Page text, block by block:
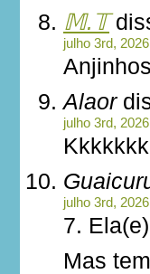
𝕄.𝕋
julho 3rd,
Alaor
julho 3rd,
julho 3rd,
7.
Mas